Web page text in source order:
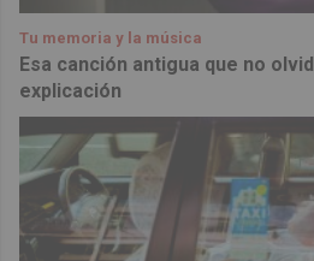
Tu memoria y la música
Esa canción antigua que no
explicación